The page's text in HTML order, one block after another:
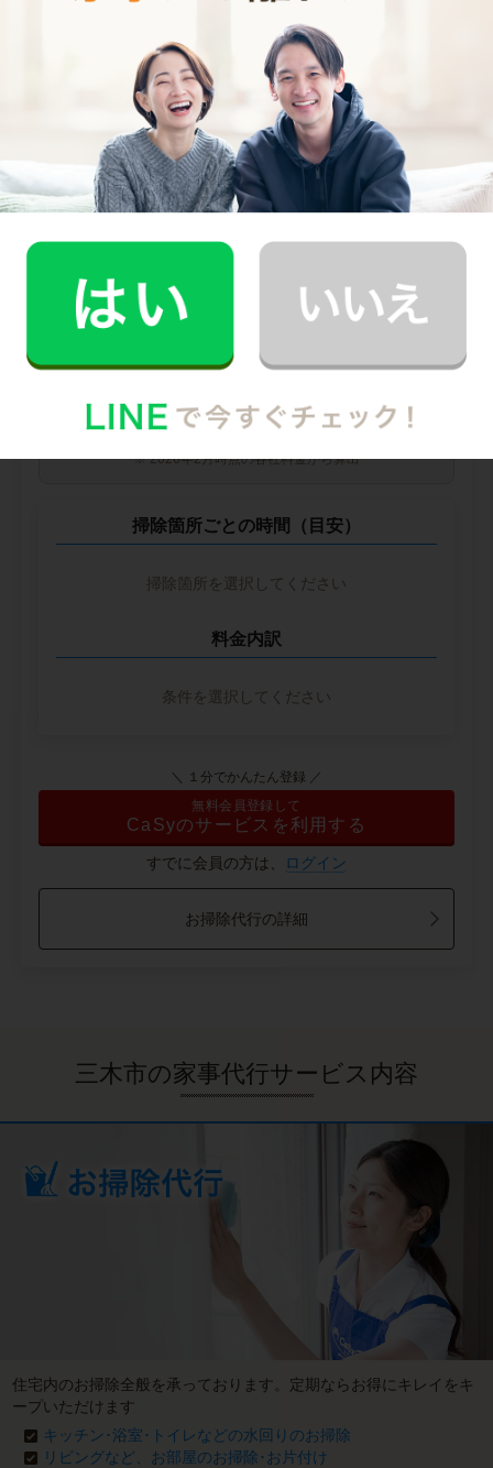
他社との比較
業界大手B社
--円
中堅CH社
--
※ 2026年2月時点の各社料金から算出
掃除箇所ごとの時間（目安）
掃除箇所を選択してください
料金内訳
条件を選択してください
＼ １分でかんたん登録 ／
無料会員登録して
CaSyのサービスを利用する
すでに会員の方は、 ログイン
お掃除代行の詳細
三木市の家事代行サービス内容
住宅内のお掃除全般を承っております。定期ならお得にキレイをキ
ープいただけます
キッチン･浴室･トイレなどの水回りのお掃除
リビングなど、お部屋のお掃除･お片付け